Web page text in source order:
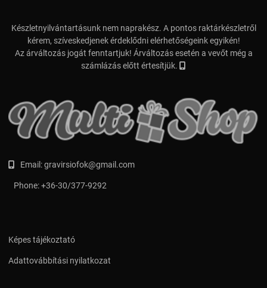
Készletnyilvántartásunk nem naprakész. A pontos raktárkészletről
kérem, szíveskedjenek érdeklődni elérhetőségeink egyikén!
Az árváltozás jogát fenntartjuk! Árváltozás esetén a vevőt még a
számlázás előtt értesítjük.
Email:gravirsiofok@gmail.com
Phone:+36-30/377-9292
Képes tájékoztató
Adattovábbítási nyilatkozat